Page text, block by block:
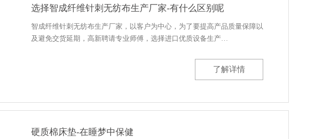
选择智成纤维针刺无纺布生产厂家-有什么区别呢
智成纤维针刺无纺布生产厂家，以客户为中心，为了要提高产品质量保障以
及避免交货延期，高新聘请专业师傅，选择进口优质设备生产…
了解详情
硬质棉床垫-在睡梦中保健